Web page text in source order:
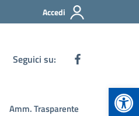
Accedi
Seguici su:
Amm. Trasparente